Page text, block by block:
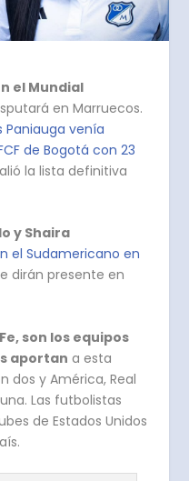
el Mundial
en Marruecos.
Paniauga venía
de Bogotá con 23
la lista definitiva
y Shaira
el Sudamericano en
dirán presente en
son los equipos
aportan a esta
dos y América, Real
Las futbolistas
de Estados Unidos